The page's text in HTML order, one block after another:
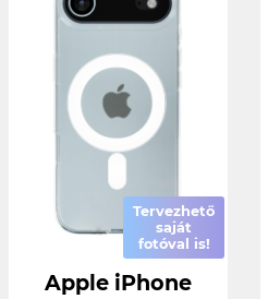
Tervezhető
saját
fotóval is!
Apple iPhone